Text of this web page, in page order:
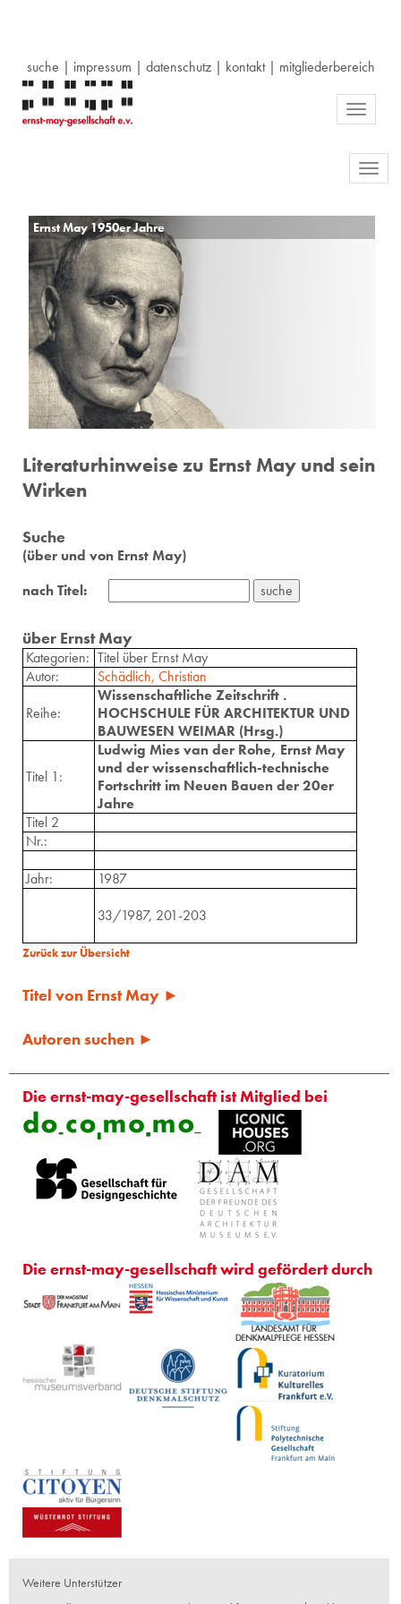
suche | impressum | datenschutz| kontakt| mitgliederbereich
Toggle
Ernst May 1950er Jahre
Literaturhinweise zu Ernst May und sein
Wirken
Suche
(über und von Ernst May)
nach Titel:
über Ernst May
Kategorien: Titel über Ernst May
Autor:
Schädlich, Christian
Reihe:
Wissenschaftliche Zeitschrift .
HOCHSCHULE FÜR ARCHITEKTUR UND
BAUWESEN WEIMAR (Hrsg.)
Titel 1:
Ludwig Mies van der Rohe, Ernst May
und der wissenschaftlich-technische
Fortschritt im Neuen Bauen der 20er
Jahre
Titel 2
Nr.:
Jahr:
1987
33/1987, 201-203
Zurück zur Übersicht
Titel von Ernst May ►
Autoren suchen ►
Die ernst-may-gesellschaft ist Mitglied bei
Die ernst-may-gesellschaft wird gefördert durch
Weitere Unterstützer